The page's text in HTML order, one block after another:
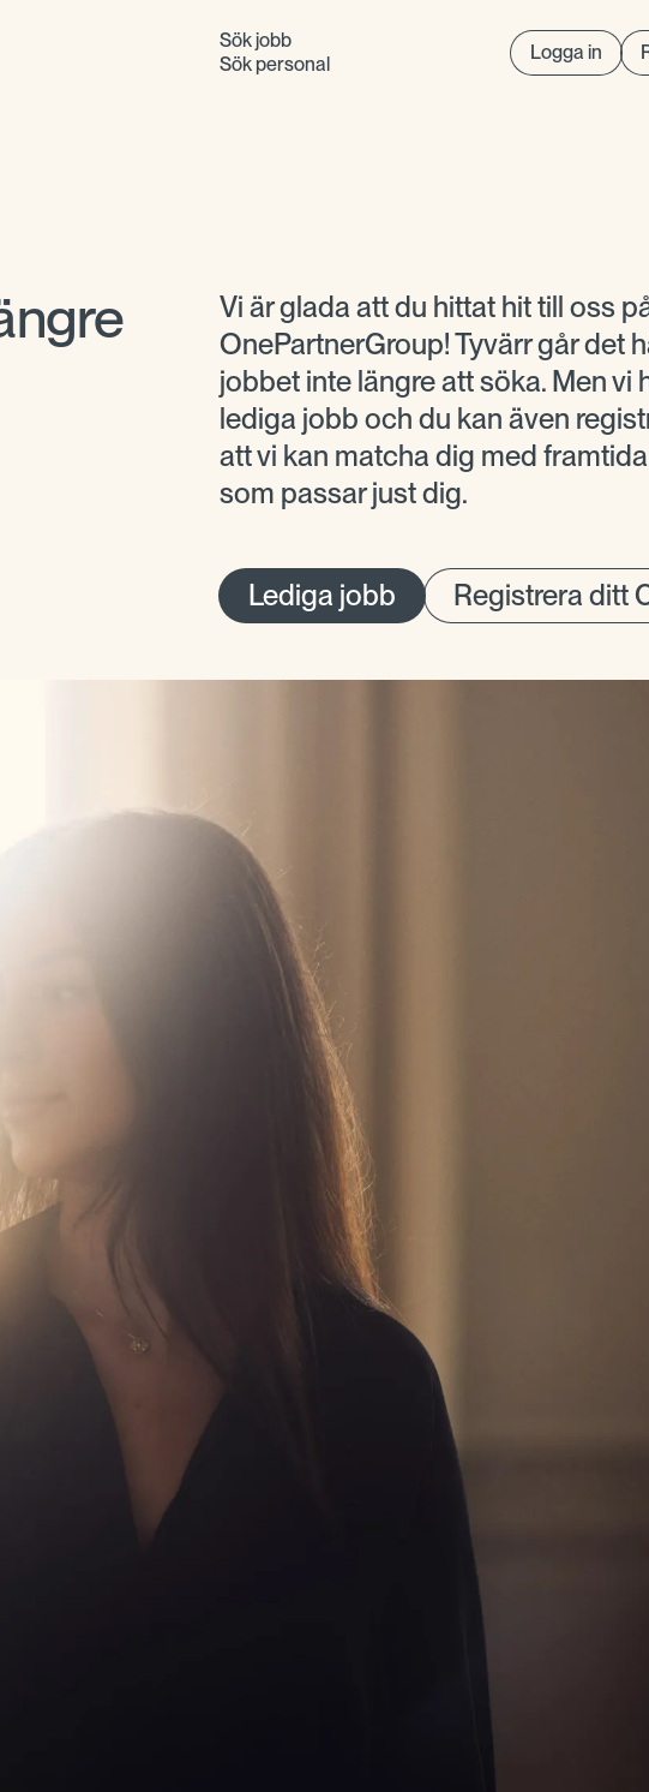
Sök jobb
Sök personal
Logga in
Vi är glada att du hittat hit till oss
OnePartnerGroup! Tyvärr går det
jobbet inte längre att söka. Men vi
lediga jobb och du kan även
att vi kan matcha dig med
som passar just dig.
Lediga jobb Registrera ditt